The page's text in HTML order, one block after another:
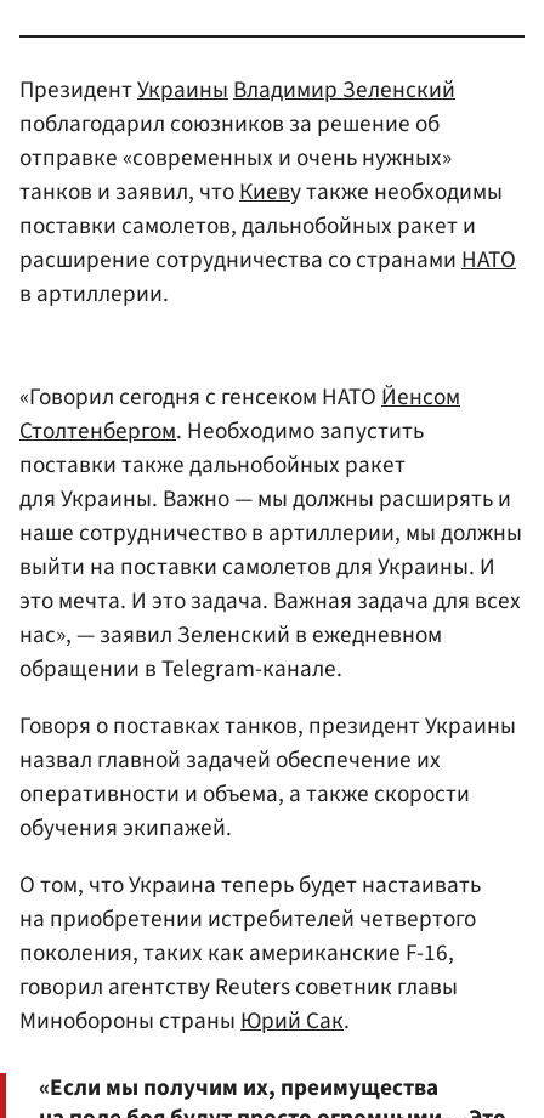
ПрезидентУкраины Владимир Зеленский
поблагодарил союзников за решение об
отправке «современных и очень нужных»
танков и заявил, чтоКиеву также необходимы
поставки самолетов, дальнобойных ракет и
расширение сотрудничества со странами НАТО
в артиллерии.
«Говорил сегодня с генсеком НАТОЙенсом
Столтенбергом. Необходимо запустить
поставки также дальнобойных ракет
для Украины. Важно — мы должны расширять и
наше сотрудничество в артиллерии, мы должны
выйти на поставки самолетов для Украины. И
это мечта. И это задача. Важная задача для всех
нас», — заявил Зеленский в ежедневном
обращении в Telegram-канале.
Говоря о поставках танков, президент Украины
назвал главной задачей обеспечение их
оперативности и объема, а также скорости
обучения экипажей.
О том, что Украина теперь будет настаивать
на приобретении истребителей четвертого
поколения, таких как американские F-16,
говорил агентству Reuters советник главы
Минобороны страныЮрий Сак.
«Если мы получим их, преимущества